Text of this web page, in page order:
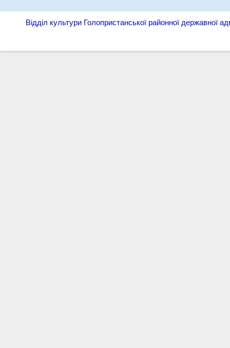
Відділ культури Голопристанської районної державної